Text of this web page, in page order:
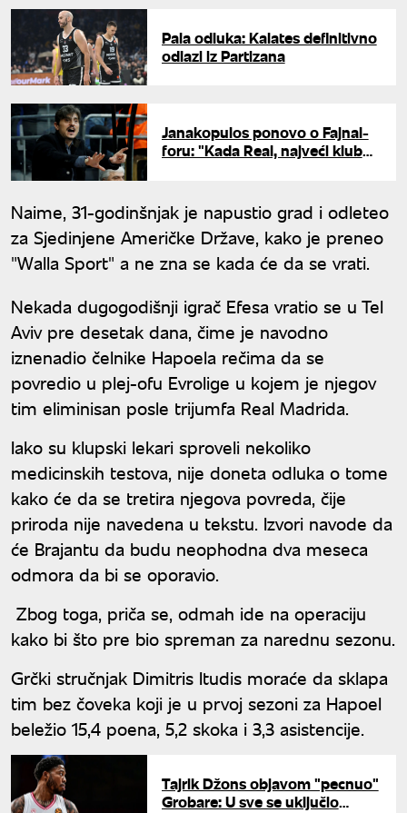
Pala odluka: Kalates definitivno
odlazi iz Partizana
Janakopulos ponovo o Fajnal-
foru: "Kada Real, najveći klub
Naime, 31-godinšnjak je napustio grad i odleteo
za Sjedinjene Američke Države, kako je preneo
"Walla Sport" a ne zna se kada će da se vrati.
Nekada dugogodišnji igrač Efesa vratio se u Tel
Aviv pre desetak dana, čime je navodno
iznenadio čelnike Hapoela rečima da se
povredio u plej-ofu Evrolige u kojem je njegov
tim eliminisan posle trijumfa Real Madrida.
Iako su klupski lekari sproveli nekoliko
medicinskih testova, nije doneta odluka o tome
kako će da se tretira njegova povreda, čije
priroda nije navedena u tekstu. Izvori navode da
će Brajantu da budu neophodna dva meseca
odmora da bi se oporavio.
Zbog toga, priča se, odmah ide na operaciju
kako bi što pre bio spreman za narednu sezonu.
Grčki stručnjak Dimitris Itudis moraće da sklapa
tim bez čoveka koji je u prvoj sezoni za Hapoel
beležio 15,4 poena, 5,2 skoka i 3,3 asistencije.
Tajrik Džons objavom "pecnuo"
Grobare: U sve se uključio